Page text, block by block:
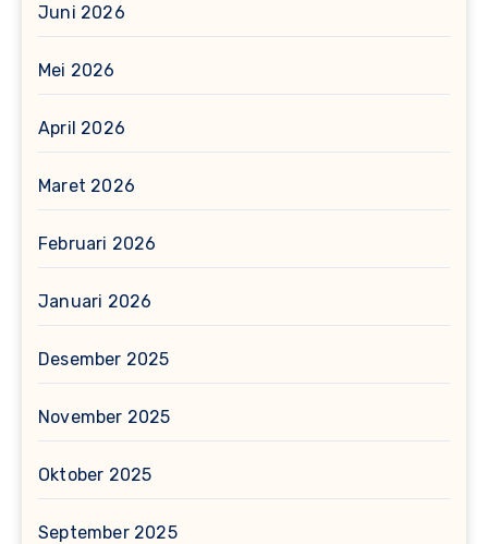
Juni 2026
Mei 2026
April 2026
Maret 2026
Februari 2026
Januari 2026
Desember 2025
November 2025
Oktober 2025
September 2025